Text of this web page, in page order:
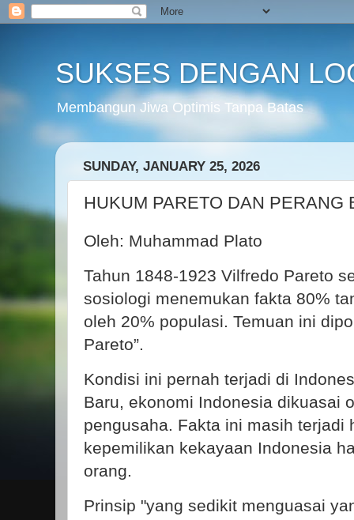
SUKSES DENGAN
Membangun Jiwa Optimis Tanpa Batas
SUNDAY, JANUARY 25, 2026
HUKUM PARETO DAN PERANG
Oleh: Muhammad Plato
Tahun 1848-1923 Vilfredo Pareto
sosiologi menemukan fakta 80%
oleh 20% populasi. Temuan ini
Pareto”.
Kondisi ini pernah terjadi di
Baru, ekonomi Indonesia dikuasai
pengusaha. Fakta ini masih terjadi
kepemilikan kekayaan Indonesia
orang.
Prinsip "yang sedikit menguasai